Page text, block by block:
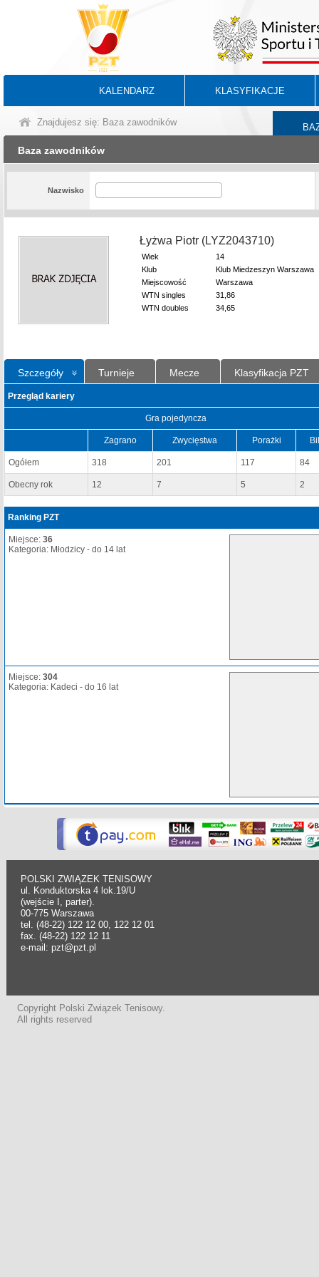
KALENDARZ KLASYFIKACJE
Znajdujesz się: Baza zawodników
Baza zawodników
Nazwisko
Łyżwa Piotr (LYZ2043710)
Wiek
14
Klub
Klub Miedzeszyn Warszawa
Miejscowość
Warszawa
WTN singles
31,86
WTN doubles
34,65
Szczegóły Turnieje Mecze Klasyfikacja PZT
Przegląd kariery
Gra pojedyncza
Zagrano Zwycięstwa Porażki
Ogółem 318 201 117 84
Obecny rok 12 7 5 2
Ranking PZT
Miejsce: 36
Kategoria: Młodzicy - do 14 lat
Miejsce: 304
Kategoria: Kadeci - do 16 lat
POLSKI ZWIĄZEK TENISOWY
ul. Konduktorska 4 lok.19/U
(wejście I, parter).
00-775 Warszawa
tel. (48-22) 122 12 00, 122 12 01
fax. (48-22) 122 12 11
e-mail: pzt@pzt.pl
Copyright Polski Związek Tenisowy.
All rights reserved